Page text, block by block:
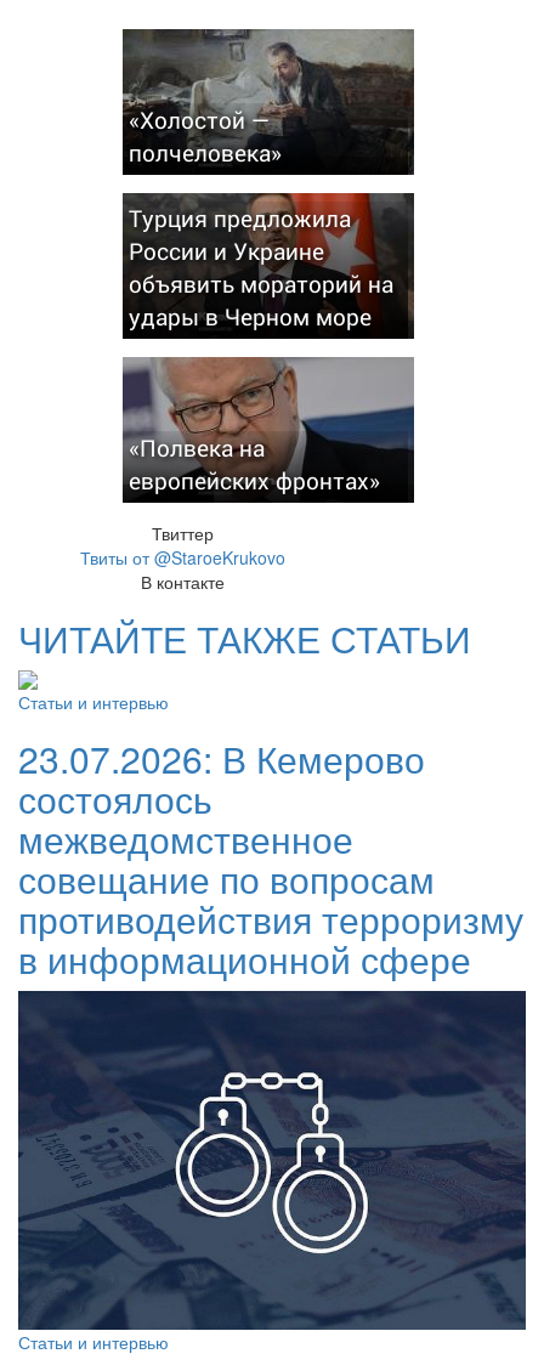
«Холостой —
полчеловека»
Турция предложила
России и Украине
объявить мораторий на
удары в Черном море
«Полвека на
европейских фронтах»
Твиттер
Твиты от @StaroeKrukovo
В контакте
ЧИТАЙТЕ ТАКЖЕ СТАТЬИ
Статьи и интервью
23.07.2026: В Кемерово
состоялось
межведомственное
совещание по вопросам
противодействия терроризму
в информационной сфере
Статьи и интервью